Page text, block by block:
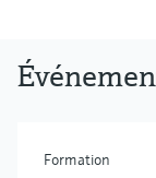
Formation